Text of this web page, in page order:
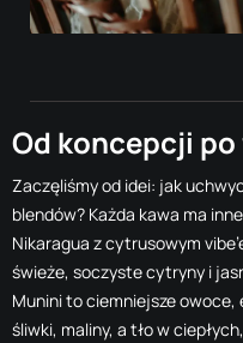
Od koncepcji
Zaczęliśmy od idei: jak
blendów? Każda kawa ma
Nikaragua z cytrusowym
świeże, soczyste cytryny i
Munini to ciemniejsze owoce,
śliwki, maliny, a tło w